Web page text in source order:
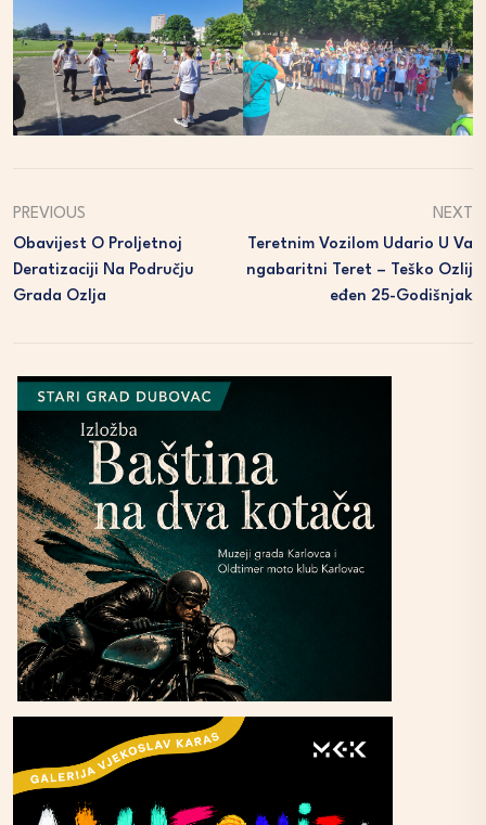
PREVIOUS
Obavijest O Proljetnoj
Deratizaciji Na Području
Grada Ozlja
NEXT
Teretnim Vozilom Udario U Va
Ngabaritni Teret – Teško Ozlij
Eđen 25-Godišnjak